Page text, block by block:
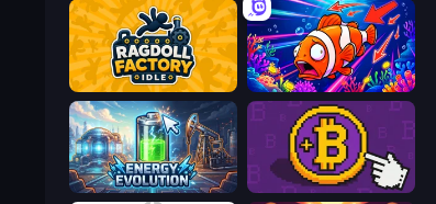
Ragdoll Factory Idle Fish Catch Idle
Energy Evolution Money Maker